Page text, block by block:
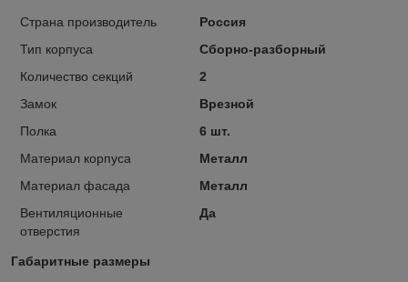
Страна производитель
Россия
Тип корпуса
Сборно-разборный
Количество секций
2
Замок
Врезной
Полка
6 шт.
Материал корпуса
Металл
Материал фасада
Металл
Вентиляционные
отверстия
Да
Габаритные размеры